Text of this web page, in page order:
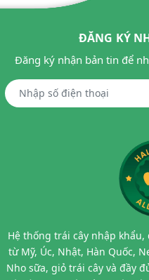
ĐĂNG KÝ
Đăng ký nhận bản tin để
Hệ thống trái cây nhập
từ Mỹ, Úc, Nhật, Hàn Quốc,
Nho sữa, giỏ trái cây và đầy